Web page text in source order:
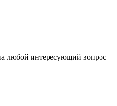
любой интересующий вопрос